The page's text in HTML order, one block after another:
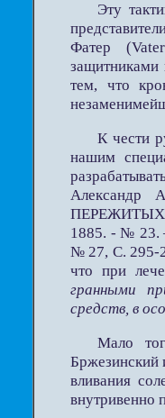
Эту
Фатер
защитниками
тем, что
К чести
нашим
Александр
ПЕРЕЖИТЫХ
1885. - № 23.
№ 27, С. 295-
что при
гранными
средств, в
Мало
Бржезинский
вливания
внутривенно